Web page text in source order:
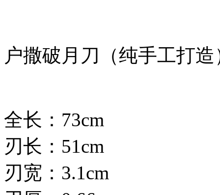
户撒破月刀（纯手工打造
全长：73cm
刃长：51cm
刃宽：3.1cm